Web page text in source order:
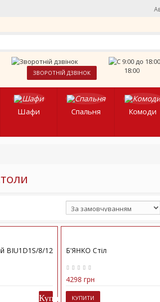
ЗВОРОТНІЙ ДЗВІНОК
18:00
Шафи Спальня Комоди
BIU1D1S/8/12 Б'ЯНКО Стіл
4298 грн
КУПИТИ